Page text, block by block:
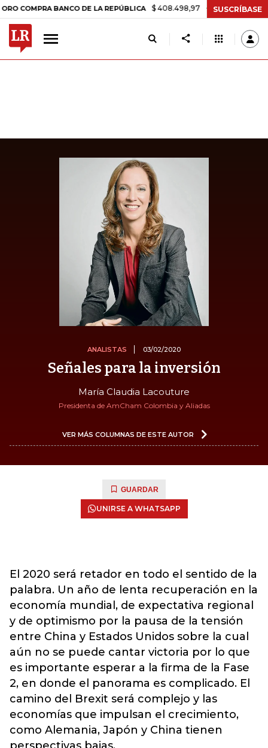
BANCO DE LA REPÚBLICA $ 408.498,97 +$ 8.753,81 +2,19%
SUSCRÍBASE
ANALISTAS 03/02/2020
Señales para la inversión
María Claudia Lacouture
Presidenta de AmCham Colombia y Aliadas
VER MÁS COLUMNAS DE ESTE AUTOR
GUARDAR
UNIRSE A WHATSAPP
El 2020 será retador en todo el sentido de la
palabra. Un año de lenta recuperación en la
economía mundial, de expectativa regional
y de optimismo por la pausa de la tensión
entre China y Estados Unidos sobre la cual
aún no se puede cantar victoria por lo que
es importante esperar a la firma de la Fase
2, en donde el panorama es complicado. El
camino del Brexit será complejo y las
economías que impulsan el crecimiento,
como Alemania, Japón y China tienen